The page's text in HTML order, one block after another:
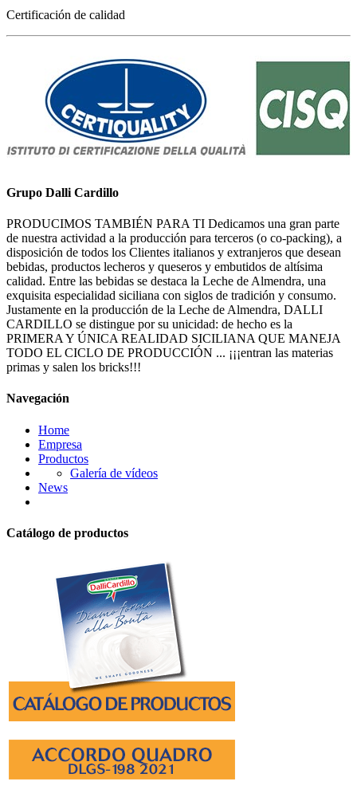
Certificación de calidad
Grupo Dalli Cardillo
PRODUCIMOS TAMBIÉN PARA TI Dedicamos una gran parte
de nuestra actividad a la producción para terceros (o co-packing), a
disposición de todos los Clientes italianos y extranjeros que desean
bebidas, productos lecheros y queseros y embutidos de altísima
calidad. Entre las bebidas se destaca la Leche de Almendra, una
exquisita especialidad siciliana con siglos de tradición y consumo.
Justamente en la producción de la Leche de Almendra, DALLI
CARDILLO se distingue por su unicidad: de hecho es la
PRIMERA Y ÚNICA REALIDAD SICILIANA QUE MANEJA
TODO EL CICLO DE PRODUCCIÓN ... ¡¡¡entran las materias
primas y salen los bricks!!!
Navegación
Home
Empresa
Productos
Galería de vídeos
News
Catálogo de productos